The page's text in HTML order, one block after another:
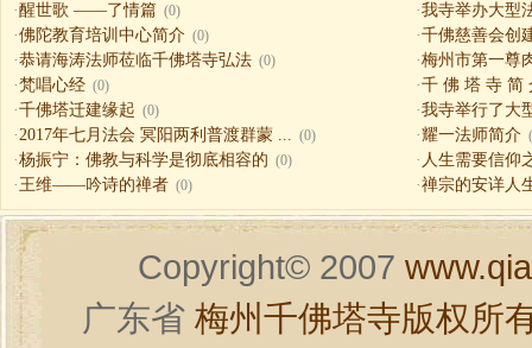
·醒世歌 ——了情篇 (0) ·我寺举办大型
·佛陀教育培训中心简介 (0) ·千佛慈善会创
·恭请海涛法师莅临千佛塔寺弘法 (0) ·梅州市第一尊
·梵唱心经 (0) ·千 佛 塔 寺 简
·千佛塔迁建缘起 (0) ·我寺举行了大
·2017年七月法会 冥阳两利普渡群蒙 ... (0) ·耀一法师简介
·杨振宁：佛教与科学是彻底相容的 (0) · 人生需要信仰
·王维——吟诗的禅者 (0) ·禅宗的安详人
Copyright© 2007
广东省 梅州千佛塔寺版权所